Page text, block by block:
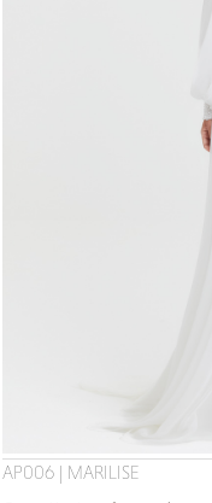
AP006 | MARILISE